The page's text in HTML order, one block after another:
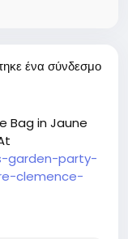
ένα σύνδεσμο
Bag in Jaune
garden-party-
clemence-
product
bag-in-